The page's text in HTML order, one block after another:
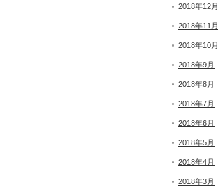
2018年12月
2018年11月
2018年10月
2018年9月
2018年8月
2018年7月
2018年6月
2018年5月
2018年4月
2018年3月